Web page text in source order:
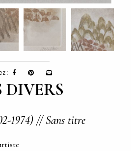
:
DIVERS
1974) // Sans titre